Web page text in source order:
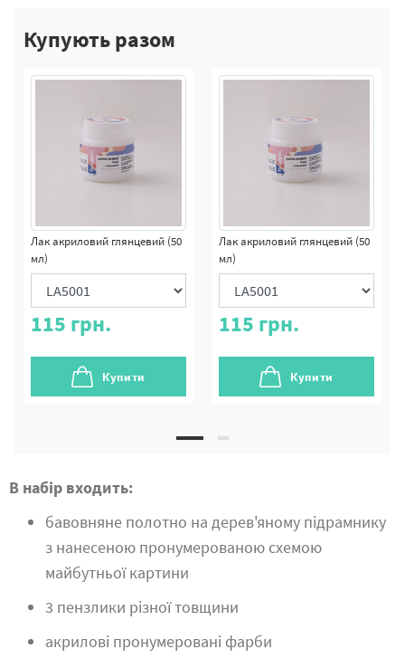
Купують разом
Лак акриловий глянцевий (50
мл)
115 грн.
Купити
Лак акриловий глянцевий (50
мл)
115 грн.
Купити
В набір входить:
бавовняне полотно на дерев'яному підрамнику
з нанесеною пронумерованою схемою
майбутньої картини
3 пензлики різної товщини
акрилові пронумеровані фарби